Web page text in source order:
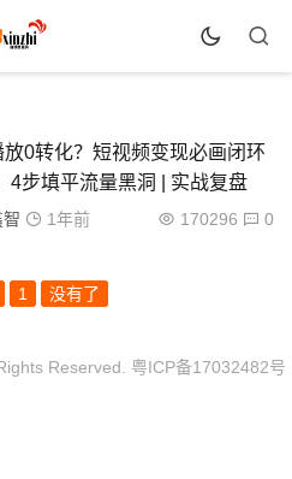
放0转化？短视频变现必画闭环
4步填平流量黑洞 | 实战复盘
1年前 170296 0
1 没有了
Reserved. 粤ICP备17032482号